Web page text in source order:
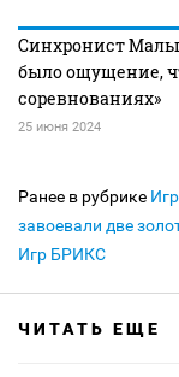
Синхронист
было ощущение,
соревнованиях»
25 июня 2024
Ранее в рубрике
завоевали две
Игр БРИКС
ЧИТАТЬ ЕЩЕ